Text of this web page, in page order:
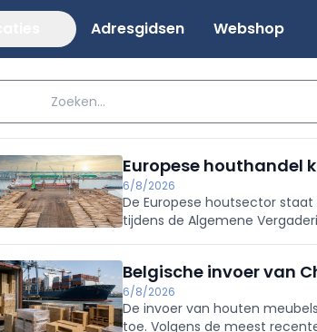
Adresgidsen Webshop
Europese houthandel
6/8/2026
De Europese houtsector
tijdens de Algemene
Belgische invoer van
6/8/2026
De invoer van houten
toe. Volgens de meest